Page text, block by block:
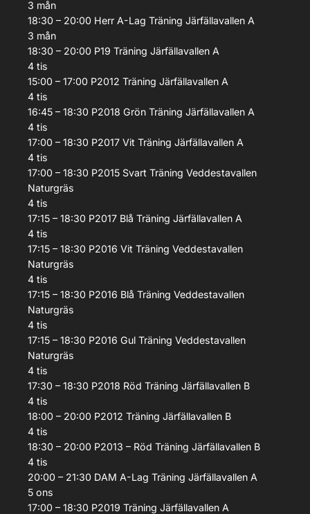
3 mån
18:30 – 20:00 Herr A-Lag Träning Järfällavallen A
3 mån
18:30 – 20:00 P19 Träning Järfällavallen A
4 tis
15:00 – 17:00 P2012 Träning Järfällavallen A
4 tis
16:45 – 18:30 P2018 Grön Träning Järfällavallen A
4 tis
17:00 – 18:30 P2017 Vit Träning Järfällavallen A
4 tis
17:00 – 18:30 P2015 Svart Träning Veddestavallen
Naturgräs
4 tis
17:15 – 18:30 P2017 Blå Träning Järfällavallen A
4 tis
17:15 – 18:30 P2016 Vit Träning Veddestavallen
Naturgräs
4 tis
17:15 – 18:30 P2016 Blå Träning Veddestavallen
Naturgräs
4 tis
17:15 – 18:30 P2016 Gul Träning Veddestavallen
Naturgräs
4 tis
17:30 – 18:30 P2018 Röd Träning Järfällavallen B
4 tis
18:00 – 20:00 P2012 Träning Järfällavallen B
4 tis
18:30 – 20:00 P2013 – Röd Träning Järfällavallen B
4 tis
20:00 – 21:30 DAM A-Lag Träning Järfällavallen A
5 ons
17:00 – 18:30 P2019 Träning Järfällavallen A